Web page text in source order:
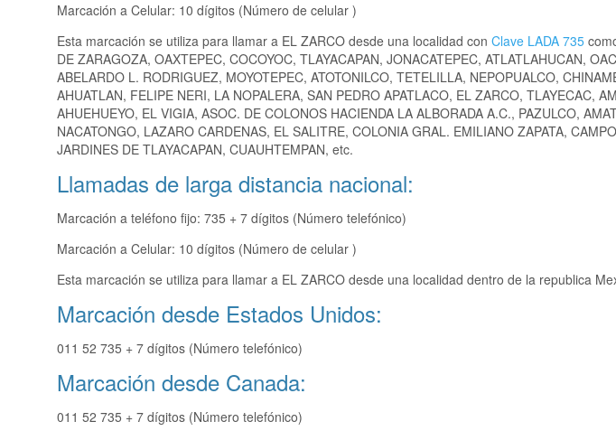
Marcación a Celular: 10 dígitos (Número de celular )
Esta marcación se utiliza para llamar a EL ZARCO desde una localidad con Clave LADA 735
DE ZARAGOZA, OAXTEPEC, COCOYOC, TLAYACAPAN, JONACATEPEC, ATLATLAHUCAN,
ABELARDO L. RODRIGUEZ, MOYOTEPEC, ATOTONILCO, TETELILLA, NEPOPUALCO,
AHUATLAN, FELIPE NERI, LA NOPALERA, SAN PEDRO APATLACO, EL ZARCO, TLAYECAC,
AHUEHUEYO, EL VIGIA, ASOC. DE COLONOS HACIENDA LA ALBORADA A.C., PAZULCO,
NACATONGO, LAZARO CARDENAS, EL SALITRE, COLONIA GRAL. EMILIANO ZAPATA,
JARDINES DE TLAYACAPAN, CUAUHTEMPAN, etc.
Llamadas de larga distancia nacional:
Marcación a teléfono fijo: 735 + 7 dígitos (Número telefónico)
Marcación a Celular: 10 dígitos (Número de celular )
Esta marcación se utiliza para llamar a EL ZARCO desde una localidad dentro de la republica
Marcación desde Estados Unidos:
011 52 735 + 7 dígitos (Número telefónico)
Marcación desde Canada:
011 52 735 + 7 dígitos (Número telefónico)